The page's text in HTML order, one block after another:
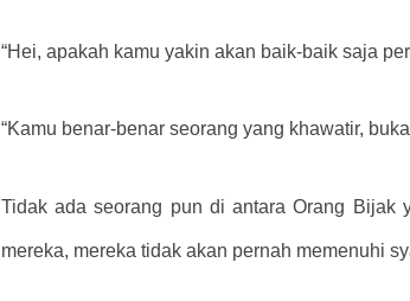
“Hei, apakah kamu yakin akan baik-baik saja
“Kamu benar-benar seorang yang khawatir,
Tidak ada seorang pun di antara Orang Bijak
mereka, mereka tidak akan pernah memenuhi